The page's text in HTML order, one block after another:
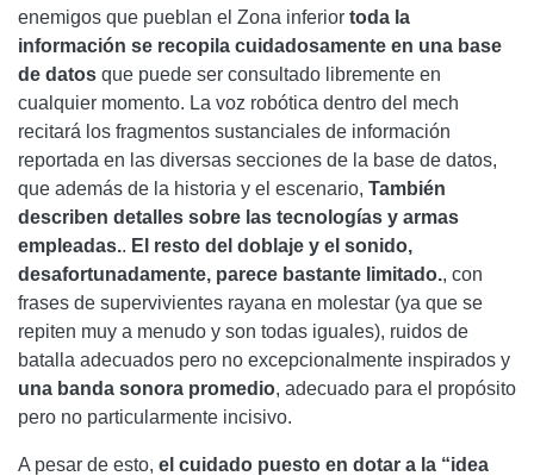
enemigos que pueblan el Zona inferior toda la
información se recopila cuidadosamente en una base
de datos que puede ser consultado libremente en
cualquier momento. La voz robótica dentro del mech
recitará los fragmentos sustanciales de información
reportada en las diversas secciones de la base de datos,
que además de la historia y el escenario, También
describen detalles sobre las tecnologías y armas
empleadas.. El resto del doblaje y el sonido,
desafortunadamente, parece bastante limitado., con
frases de supervivientes rayana en molestar (ya que se
repiten muy a menudo y son todas iguales), ruidos de
batalla adecuados pero no excepcionalmente inspirados y
una banda sonora promedio, adecuado para el propósito
pero no particularmente incisivo.
A pesar de esto, el cuidado puesto en dotar a la “idea